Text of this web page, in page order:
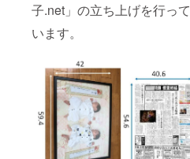
子.net」の立ち上げを行って
います。